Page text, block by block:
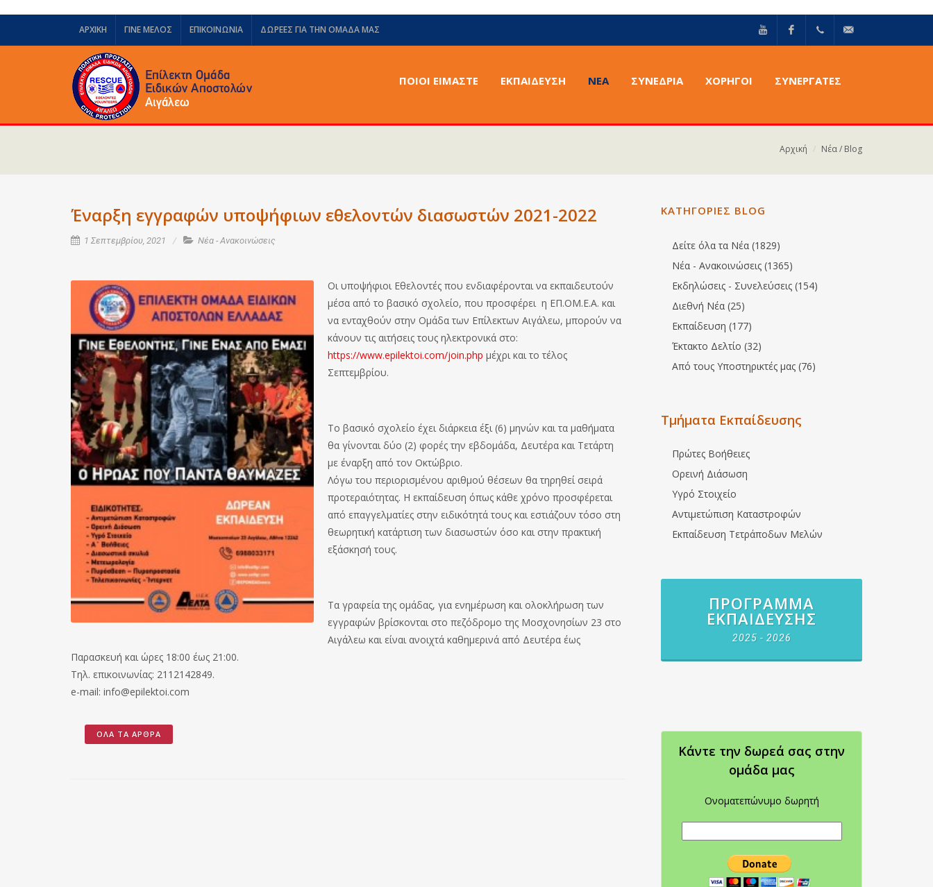
ΑΡΧΙΚΗ ΓΙΝΕ ΜΕΛΟΣ ΕΠΙΚΟΙΝΩΝΙΑ ΔΩΡΕΈΣ ΓΙΑ ΤΗΝ ΟΜΆΔΑ ΜΑΣ
ΠΟΙΟΙ ΕΙΜΑΣΤΕ ΕΚΠΑΙΔΕΥΣΗ ΝΈΑ ΣΥΝΈΔΡΙΑ ΧΟΡΗΓΟΙ ΣΥΝΕΡΓΑΤΕΣ
Αρχική Νέα / Blog
Έναρξη εγγραφών υποψήφιων εθελοντών διασωστών 2021-2022
1 Σεπτεμβρίου, 2021 Νέα - Ανακοινώσεις
Οι υποψήφιοι Εθελοντές που ενδιαφέρονται να εκπαιδευτούν
μέσα από το βασικό σχολείο, που προσφέρει η ΕΠ.ΟΜ.Ε.Α. και
να ενταχθούν στην Ομάδα των Επίλεκτων Αιγάλεω, μπορούν να
κάνουν τις αιτήσεις τους ηλεκτρονικά στο:
https://www.epilektoi.com/join.php μέχρι και το τέλος
Σεπτεμβρίου.
Το βασικό σχολείο έχει διάρκεια έξι (6) μηνών και τα μαθήματα
θα γίνονται δύο (2) φορές την εβδομάδα, Δευτέρα και Τετάρτη
με έναρξη από τον Οκτώβριο.
Λόγω του περιορισμένου αριθμού θέσεων θα τηρηθεί σειρά
προτεραιότητας. Η εκπαίδευση όπως κάθε χρόνο προσφέρεται
από επαγγελματίες στην ειδικότητά τους και εστιάζουν τόσο στη
θεωρητική κατάρτιση των διασωστών όσο και στην πρακτική
εξάσκησή τους.
Τα γραφεία της ομάδας, για ενημέρωση και ολοκλήρωση των
εγγραφών βρίσκονται στο πεζόδρομο της Μοσχονησίων 23 στο
Αιγάλεω και είναι ανοιχτά καθημερινά από Δευτέρα έως
Παρασκευή και ώρες 18:00 έως 21:00.
Τηλ. επικοινωνίας: 2112142849.
e-mail: info@epilektoi.com
ΌΛΑ ΤΑ ΆΡΘΡΑ
ΚΑΤΗΓΟΡΙΕΣ BLOG
Δείτε όλα τα Νέα (1829)
Νέα - Ανακοινώσεις (1365)
Εκδηλώσεις - Συνελεύσεις (154)
Διεθνή Νέα (25)
Εκπαίδευση (177)
Έκτακτο Δελτίο (32)
Από τους Υποστηρικτές μας (76)
Τμήματα Εκπαίδευσης
Πρώτες Βοήθειες
Ορεινή Διάσωση
Υγρό Στοιχείο
Αντιμετώπιση Καταστροφών
Εκπαίδευση Τετράποδων Μελών
ΠΡΌΓΡΑΜΜΑ
ΕΚΠΑΊΔΕΥΣΗΣ
2025 - 2026
Κάντε την δωρεά σας στην
oμάδα μας
Ονοματεπώνυμο δωρητή